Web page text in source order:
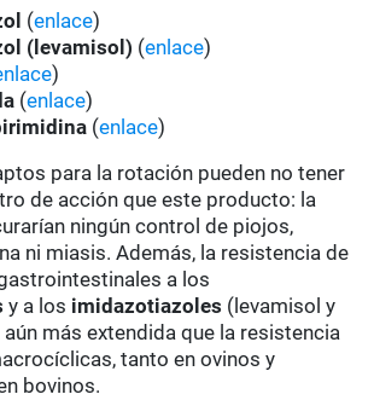
(enlace)
(levamisol) (enlace)
)
(enlace)
(enlace)
para la rotación pueden no tener
de acción que este producto: la
ningún control de piojos,
ni miasis. Además, la resistencia de
a los
y a los imidazotiazoles (levamisol y
más extendida que la resistencia
tanto en ovinos y
bovinos.